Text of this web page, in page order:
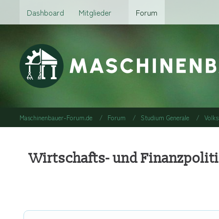
Dashboard Mitglieder Forum
Maschinenbauer-Forum.de Forum Studium Generale
Wirtschafts- und